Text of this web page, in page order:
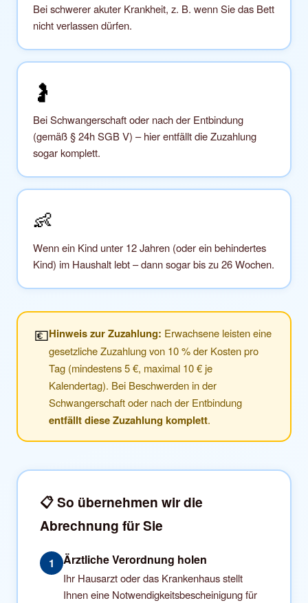
Bei schwerer akuter Krankheit, z. B. wenn Sie das Bett
nicht verlassen dürfen.
🤰
Bei Schwangerschaft oder nach der Entbindung
(gemäß § 24h SGB V) – hier entfällt die Zuzahlung
sogar komplett.
👶
Wenn ein Kind unter 12 Jahren (oder ein behindertes
Kind) im Haushalt lebt – dann sogar bis zu 26 Wochen.
💶Hinweis zur Zuzahlung: Erwachsene leisten eine
gesetzliche Zuzahlung von 10 % der Kosten pro
Tag (mindestens 5 €, maximal 10 € je
Kalendertag). Bei Beschwerden in der
Schwangerschaft oder nach der Entbindung
entfällt diese Zuzahlung komplett.
📋 So übernehmen wir die
Abrechnung für Sie
1 Ärztliche Verordnung holen
Ihr Hausarzt oder das Krankenhaus stellt
Ihnen eine Notwendigkeitsbescheinigung für